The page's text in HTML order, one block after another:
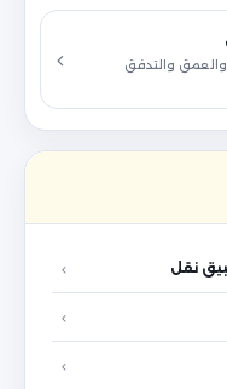
والتدفق
نقل